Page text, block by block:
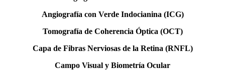
Angiografía con Verde Indocianina (ICG)
Tomografía de Coherencia Óptica (OCT)
Capa de Fibras Nerviosas de la Retina (RNFL)
Campo Visual y Biometría Ocular